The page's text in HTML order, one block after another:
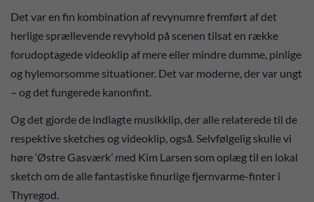
Det var en fin kombination af revynumre fremført af det
herlige sprællevende revyhold på scenen tilsat en række
forudoptagede videoklip af mere eller mindre dumme, pinlige
og hylemorsomme situationer. Det var moderne, der var ungt
– og det fungerede kanonfint.
Og det gjorde de indlagte musikklip, der alle relaterede til de
respektive sketches og videoklip, også. Selvfølgelig skulle vi
høre ‘Østre Gasværk’ med Kim Larsen som oplæg til en lokal
sketch om de alle fantastiske finurlige fjernvarme-finter i
Thyregod.